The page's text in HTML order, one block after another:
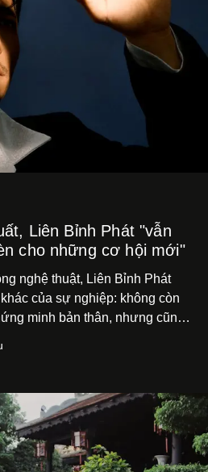
Liên Bỉnh Phát "vẫn
cho những cơ hội mới"
nghệ thuật, Liên Bỉnh Phát
của sự nghiệp: không còn
minh bản thân, nhưng cũng
đầu 2026 đến hành trình trở lại
hơn. Anh tiếp tục học hỏi, trau
diễn đủ sức đưa mình đến
ngoài 30, điều anh theo đuổi
quá lớn, mà là khả năng luôn